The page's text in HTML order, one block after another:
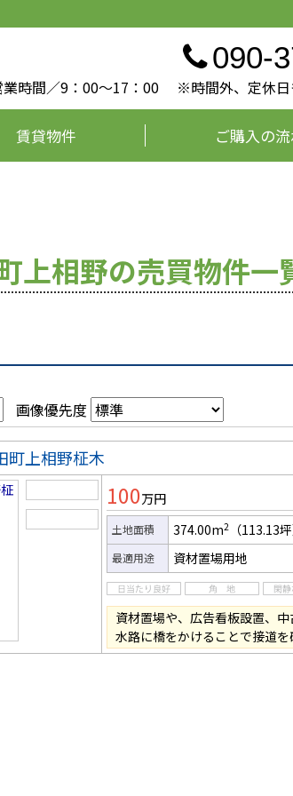
090-
業時間／9：00～17：00 ※時間外、定休
賃貸物件 ご購入の
上相野の売買物件一
画像優先度
町上相野柾木
100万円
土地面積 374.00m2 （113.13坪
最適用途 資材置場用地
資材置場や、広告看板設置、
水路に橋をかけることで接道